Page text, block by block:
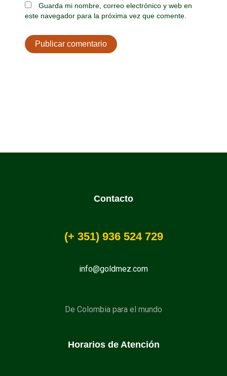
Guarda mi nombre, correo electrónico y web en
este navegador para la próxima vez que comente.
Contacto
(+ 351) 936 524 729
info@goldmez.com
De Colombia para el mundo
Horarios de Atención